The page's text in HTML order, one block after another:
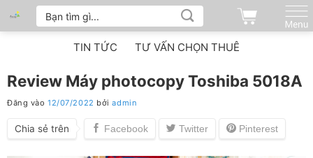
Tìm
kiếm:
TIN TỨC TƯ VẤN CHỌN THUÊ
Review Máy photocopy Toshiba 5018A
Đăng vào12/07/2022 bởiadmin
Chia sẻ trên